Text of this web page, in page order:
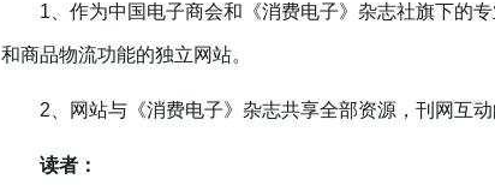
1、作为中国电子商会和《消费电子》杂志社旗下的专
和商品物流功能的独立网站。
2、网站与《消费电子》杂志共享全部资源，刊网互动
读者：